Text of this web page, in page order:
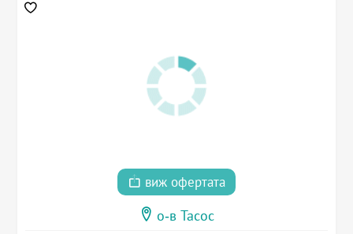
виж офертата
о-в Тасос